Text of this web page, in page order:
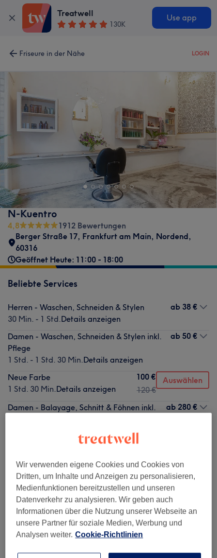
Treatwell
130K
Use app
Friseure in der Nähe LOGIN
N-Kuentro
4,8
1912 Bewertungen
Berger Straße 17, Frankfurt am Main, Nordend,
60316
Geöffnet Heute: 11:00 - 18:00
Beliebte Services
Herren - Waschen, Schneiden & Stylen
30 Min. - 1 Std.Details anzeigen
ab 38 €
Damen - Waschen, Schneiden & Stylen inkl.
Pflege
1 Std. - 1 Std. 30 Min.Details anzeigen
ab 50 €
Neue Farbe
1 Std. 30 Min.Details anzeigen
100 €
120 €
Auswählen
Damen - Balayage, Schnitt & Föhnen inkl.
Details anzeigen
ab 280 €
30 Min.
Details anzeigen
Alle Services
Balayage (1) ab 280 €
Wir verwenden eigene Cookies und Cookies von
Dritten, um Inhalte und Anzeigen zu personalisieren,
Medienfunktionen bereitzustellen und unseren
Datenverkehr zu analysieren. Wir geben auch
Informationen über die Nutzung unserer Webseite an
unsere Partner für soziale Medien, Werbung und
Analysen weiter. Cookie-Richtlinien